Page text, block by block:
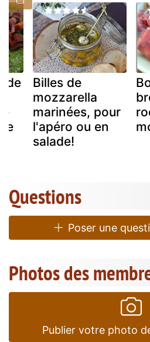
de
Billes de
mozzarella
marinées, pour
l'apéro ou en
salade!
Questions
Poser une
Photos des
Publier votre photo